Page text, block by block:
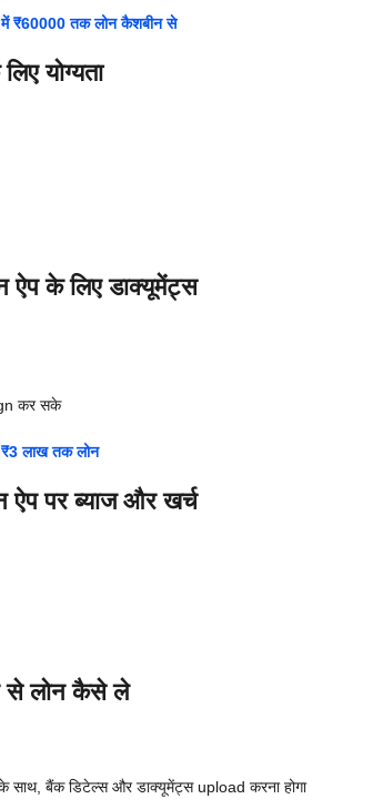
₹60000 तक लोन कैशबीन से
योग्यता
के लिए डाक्यूमेंट्स
कर सके
लाख तक लोन
पर ब्याज और खर्च
से लोन कैसे ले
साथ, बैंक डिटेल्स और डाक्यूमेंट्स upload करना होगा